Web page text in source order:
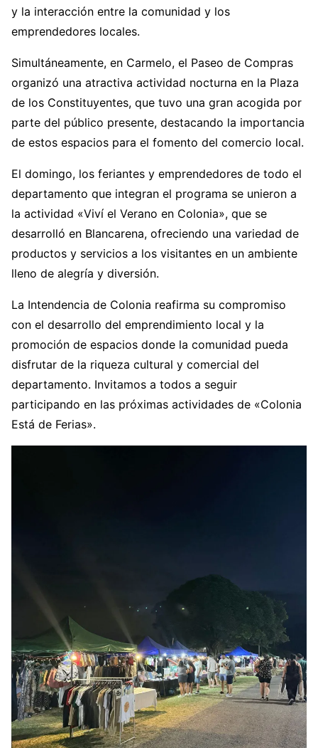
y la interacción entre la comunidad y los
emprendedores locales.
Simultáneamente, en Carmelo, el Paseo de Compras
organizó una atractiva actividad nocturna en la Plaza
de los Constituyentes, que tuvo una gran acogida por
parte del público presente, destacando la importancia
de estos espacios para el fomento del comercio local.
El domingo, los feriantes y emprendedores de todo el
departamento que integran el programa se unieron a
la actividad «Viví el Verano en Colonia», que se
desarrolló en Blancarena, ofreciendo una variedad de
productos y servicios a los visitantes en un ambiente
lleno de alegría y diversión.
La Intendencia de Colonia reafirma su compromiso
con el desarrollo del emprendimiento local y la
promoción de espacios donde la comunidad pueda
disfrutar de la riqueza cultural y comercial del
departamento. Invitamos a todos a seguir
participando en las próximas actividades de «Colonia
Está de Ferias».